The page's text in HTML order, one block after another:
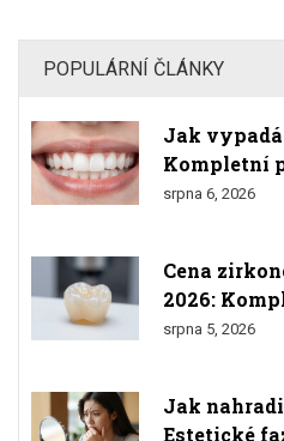
POPULÁRNÍ ČLÁNKY
Jak
Kompletní
materiály a
srpna 6, 2026
Cena
2026:
a srovnání
srpna 5, 2026
Jak
Estetické